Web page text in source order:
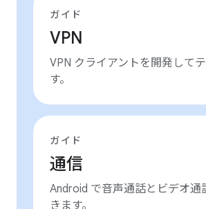
ガイド
VPN
VPN クライアントを開発して
す。
ガイド
通信
Android で音声通話とビデオ通
きます。